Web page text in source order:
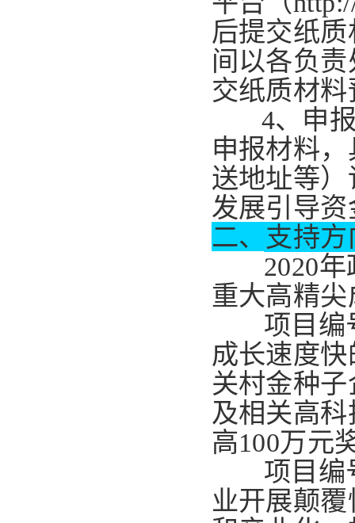
后提交纸
间以各负
交纸质材
4、申
申报材料
送地址等
发展引导
二、支持方
2020
重大高精
项目编
成长速度
关村金种
及相关高
高100万元
项目编
业开展颠